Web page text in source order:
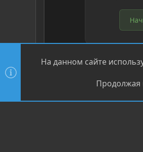
Community platform by XenForo
На данном сайте
Продолжая